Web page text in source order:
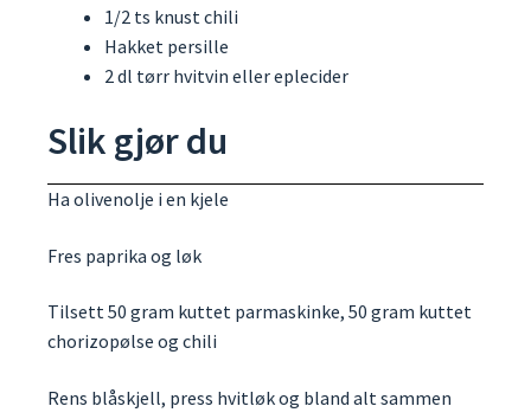
1/2 ts knust chili
Hakket persille
2 dl tørr hvitvin eller eplecider
Slik gjør du
Ha olivenolje i en kjele
Fres paprika og løk
Tilsett 50 gram kuttet parmaskinke, 50 gram kuttet
chorizopølse og chili
Rens blåskjell, press hvitløk og bland alt sammen